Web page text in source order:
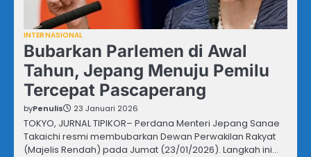
INTERNASIONAL
Bubarkan Parlemen di Awal
Tahun, Jepang Menuju Pemilu
Tercepat Pascaperang
byPenulis 23 Januari 2026
TOKYO, JURNAL TIPIKOR– Perdana Menteri Jepang Sanae
Takaichi resmi membubarkan Dewan Perwakilan Rakyat
(Majelis Rendah) pada Jumat (23/01/2026). Langkah ini…